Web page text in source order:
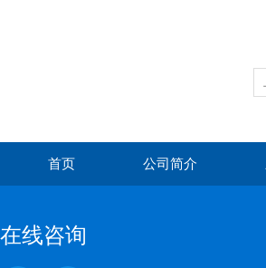
首页 公司简介
在线咨询